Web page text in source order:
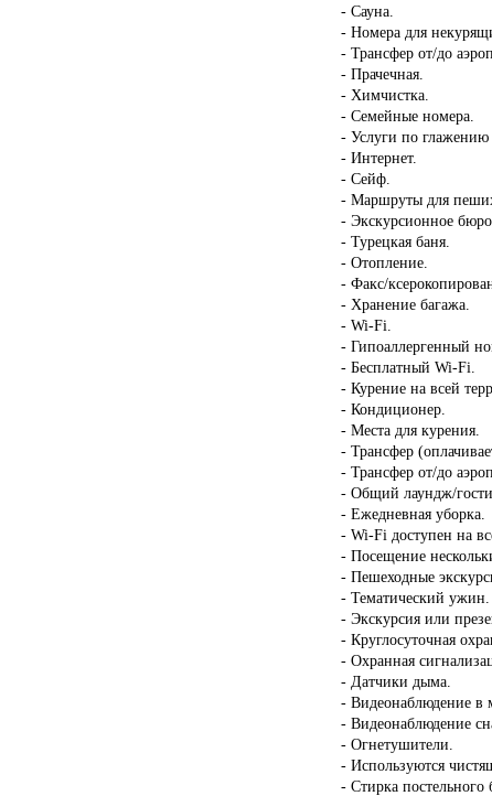
- Сауна.
- Номера для
- Трансфер от/до
- Прачечная.
- Химчистка.
- Семейные номера.
- Услуги по глажению
- Интернет.
- Сейф.
- Маршруты для
- Экскурсионное бюро.
- Турецкая баня.
- Отопление.
- Факс/
- Хранение багажа.
- Wi-Fi.
- Гипоаллергенный
- Бесплатный Wi-Fi.
- Курение на всей
- Кондиционер.
- Места для курения.
- Трансфер
- Трансфер от/до
- Общий лаундж/
- Ежедневная уборка.
- Wi-Fi доступен на
- Посещение
- Пешеходные
- Тематический ужин.
- Экскурсия или
- Круглосуточная
- Охранная
- Датчики дыма.
- Видеонаблюдение в
- Видеонаблюдение
- Огнетушители.
- Используются
- Стирка